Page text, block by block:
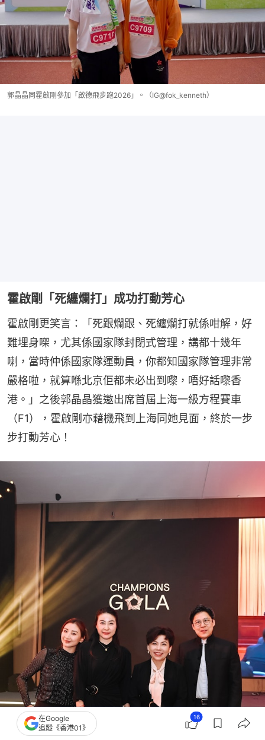
郭晶晶同霍啟剛參加「啟德飛步跑2026」。（IG@fok_kenneth）
霍啟剛「死纏爛打」成功打動芳心
霍啟剛更笑言：「死跟爛跟、死纏爛打就係咁解，好
難埋身㗎，尤其係國家隊封閉式管理，講都十幾年
喇，當時仲係國家隊運動員，你都知國家隊管理非常
嚴格啦，就算喺北京佢都未必出到嚟，唔好話嚟香
港。」之後郭晶晶獲邀出席首屆上海一級方程賽車
（F1），霍啟剛亦藉機飛到上海同她見面，終於一步
步打動芳心！
在Google
追蹤《香港01》
16